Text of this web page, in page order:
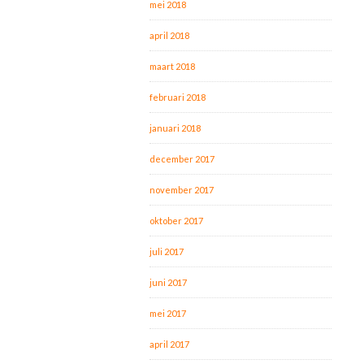
mei 2018
april 2018
maart 2018
februari 2018
januari 2018
december 2017
november 2017
oktober 2017
juli 2017
juni 2017
mei 2017
april 2017